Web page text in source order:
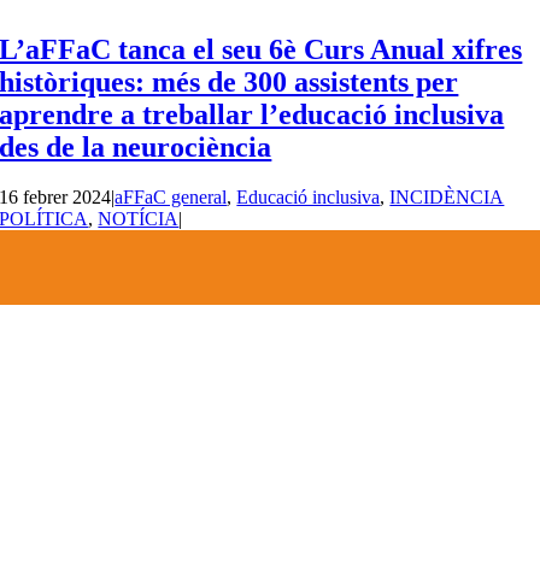
L’aFFaC tanca el seu 6è Curs Anual xifres
històriques: més de 300 assistents per
aprendre a treballar l’educació inclusiva
des de la neurociència
16 febrer 2024|aFFaC general,Educació inclusiva,INCIDÈNCIA
POLÍTICA,NOTÍCIA